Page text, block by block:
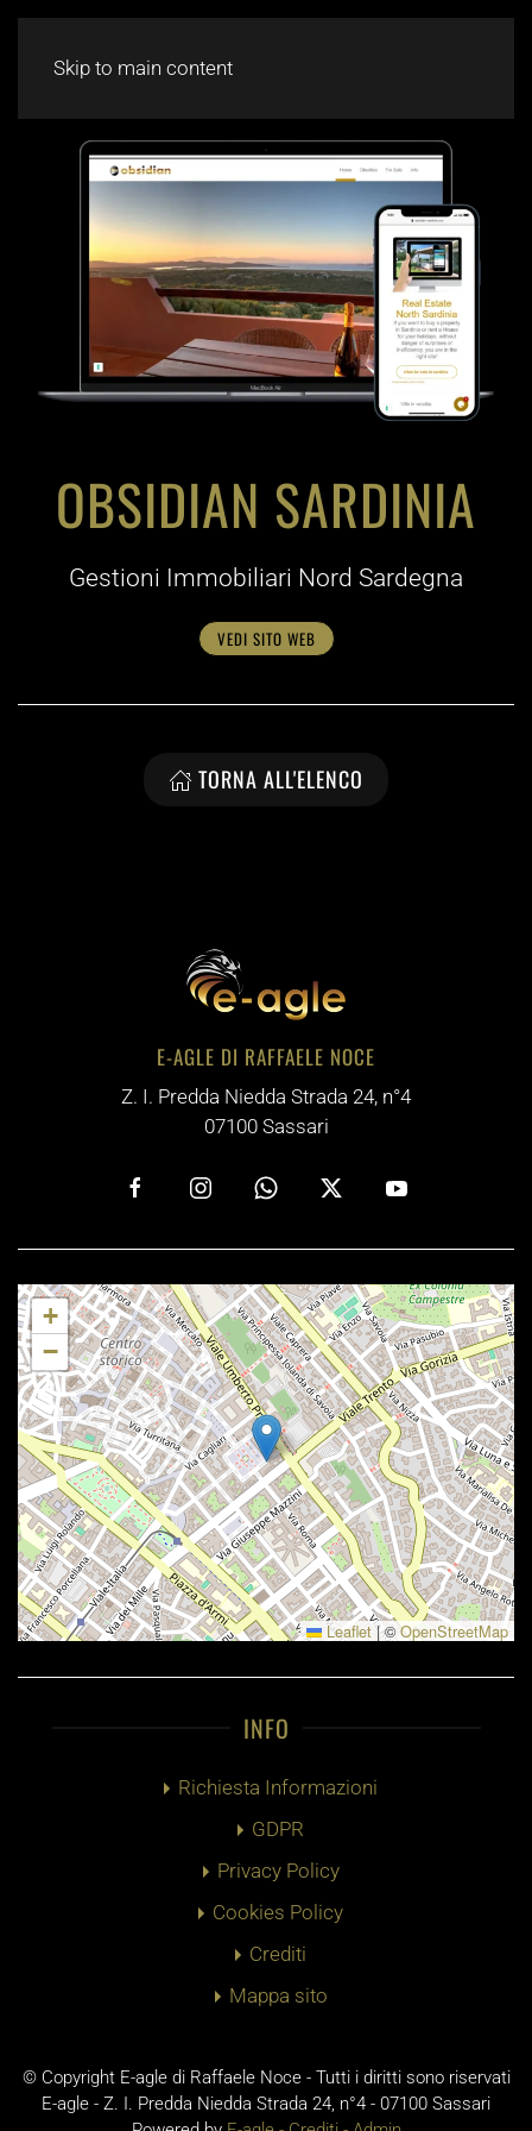
Skip to main content
OBSIDIAN SARDINIA
Gestioni Immobiliari Nord Sardegna
VEDI SITO WEB
TORNA ALL'ELENCO
E-AGLE DI RAFFAELE NOCE
Z. I. Predda Niedda Strada 24, n°4
07100 Sassari
+
−
Leaflet |©OpenStreetMap
INFO
Richiesta Informazioni
GDPR
Privacy Policy
Cookies Policy
Crediti
Mappa sito
© Copyright E-agle di Raffaele Noce - Tutti i diritti sono riservati
E-agle - Z. I. Predda Niedda Strada 24, n°4 - 07100 Sassari